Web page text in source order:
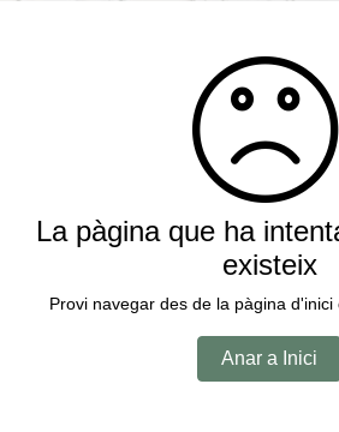
La pàgina que ha
existeix
Provi navegar des de la pàgina
Anar a Inici